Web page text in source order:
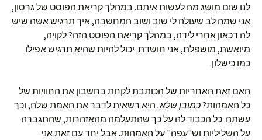
לנו שום מושג מה לעשות איתם. במהלך קריאת הפוסט של גרסון,
אני שמה לב שעולה לי שוב ושוב המחשבה, איך תרגיש אשה שיש
לה דכאון אחרי לידה, במהלך קריאת הפוסט הזה? לקויה,
מיואשת, מושפלת, אני חושדת. יכול להיות שהיא תרגיש אפילו
כמו כישלון.
האם זאת האחריות של הכותבת לקחת בחשבון את החוויות של
כל האמהות?כמובן שלא. היא רשאית לדבר את האמת שלה, וכך
עשתה. כל הכבוד לה על כך שהתעלמה מהאזהרות, שהתגברה
על השליליות וש"עפה" על האמהוּת. אבל יחד עם זאת אני